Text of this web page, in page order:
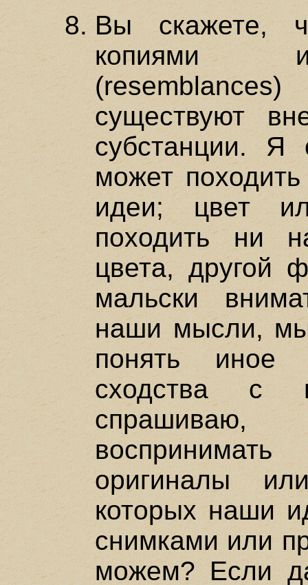
Вы скажете,
копиями
существуют
субстанции. Я
может
идеи; цвет
походить ни
цвета, другой
мальски
наши мысли,
понять иное
сходства с
оригиналы
которых наши
снимками или
можем? Если